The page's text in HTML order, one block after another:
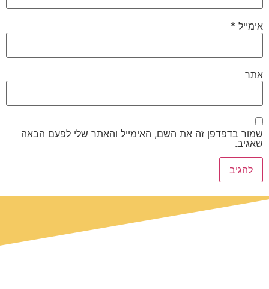
אימייל *
אתר
שמור בדפדפן זה את השם, האימייל והאתר שלי לפעם הבאה
שאגיב.